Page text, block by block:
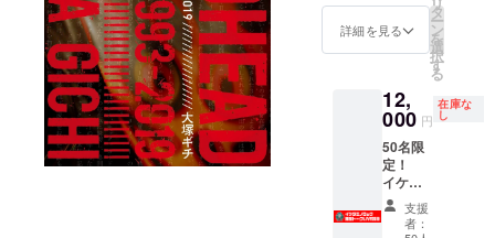
名
入れ致
※大感
謝祭と
は、定
額フ
リープ
レイと
いう形
でみん
配信タ
イトル
＋“お
好きな
大会タ
イトル
指定
券”を1
し、お
手元に
しま
す。
※Ｔ
シャツ
のデザ
インは
作成中
某氏の
サイン
ンは何
方にな
るかは
お楽し
みに。
『ミカ
ドちゃ
ん』サ
イン入
を先着
20名様
に差し
上げま
す。
返礼：
ミカド
ちゃん
詳細を見る
タ
ー
ン
を
選
択
す
る
12,
000 円
在庫な
し
50名限
定！
イケダ
ミノ
ロック
支援
者：